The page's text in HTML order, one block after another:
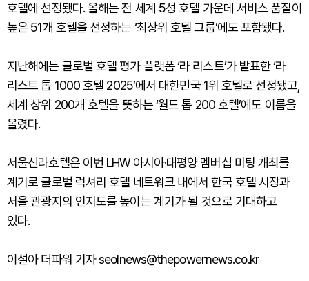
호텔에 선정됐다. 올해는 전 세계 5성 호텔 가운데 서비스 품질이
높은 51개 호텔을 선정하는 ‘최상위 호텔 그룹’에도 포함됐다.
지난해에는 글로벌 호텔 평가 플랫폼 ‘라 리스트’가 발표한 ‘라
리스트 톱 1000 호텔 2025’에서 대한민국 1위 호텔로 선정됐고,
세계 상위 200개 호텔을 뜻하는 ‘월드 톱 200 호텔’에도 이름을
올렸다.
서울신라호텔은 이번 LHW 아시아·태평양 멤버십 미팅 개최를
계기로 글로벌 럭셔리 호텔 네트워크 내에서 한국 호텔 시장과
서울 관광지의 인지도를 높이는 계기가 될 것으로 기대하고
있다.
이설아 더파워 기자 seolnews@thepowernews.co.kr